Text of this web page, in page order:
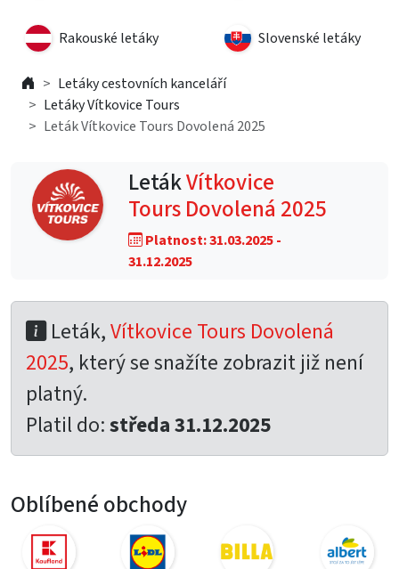
Rakouské letáky Slovenské letáky
Letáky cestovních kanceláří
Letáky Vítkovice Tours
Leták Vítkovice Tours Dovolená 2025
LetákVítkovice
Tours Dovolená 2025
Platnost: 31.03.2025 -
31.12.2025
Leták,Vítkovice Tours Dovolená
2025, který se snažíte zobrazit již není
platný.
Platil do:středa 31.12.2025
Oblíbené obchody